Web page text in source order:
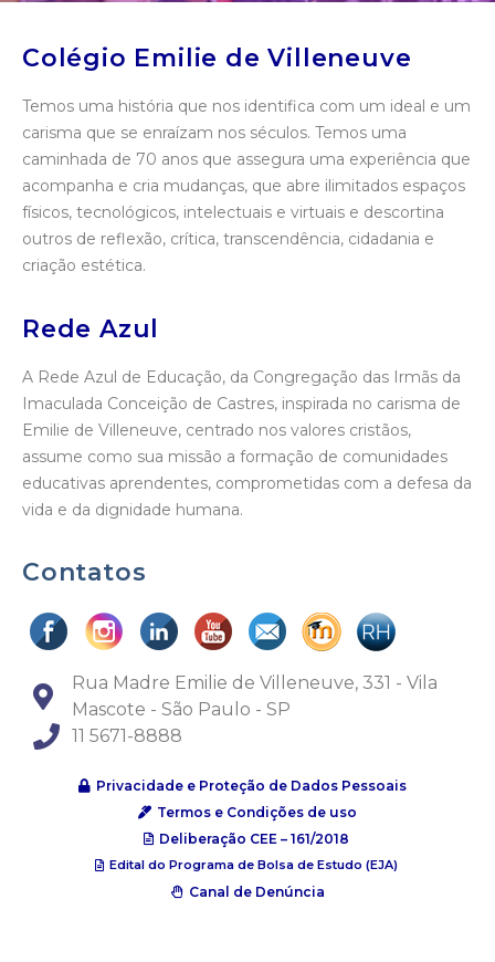
Colégio Emilie de Villeneuve
Temos uma história que nos identifica com um ideal e um
carisma que se enraízam nos séculos. Temos uma
caminhada de 70 anos que assegura uma experiência que
acompanha e cria mudanças, que abre ilimitados espaços
físicos, tecnológicos, intelectuais e virtuais e descortina
outros de reflexão, crítica, transcendência, cidadania e
criação estética.
Rede Azul
A Rede Azul de Educação, da Congregação das Irmãs da
Imaculada Conceição de Castres, inspirada no carisma de
Emilie de Villeneuve, centrado nos valores cristãos,
assume como sua missão a formação de comunidades
educativas aprendentes, comprometidas com a defesa da
vida e da dignidade humana.
Contatos
Rua Madre Emilie de Villeneuve, 331 - Vila
Mascote - São Paulo - SP
11 5671-8888
Privacidade e Proteção de Dados Pessoais
Termos e Condições de uso
Deliberação CEE – 161/2018
Edital do Programa de Bolsa de Estudo (EJA)
Canal de Denúncia